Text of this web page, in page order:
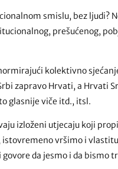
smislu, bez ljudi?
prešućenog,
kolektivno
zapravo Hrvati, a Hrvati
glasnije viče itd., itsl.
izloženi utjecaju koji
vršimo i
da jesmo i da bismo